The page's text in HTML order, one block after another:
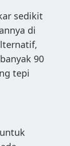
sedikit
di
90
tepi